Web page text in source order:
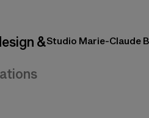
&Studio Marie-Claude